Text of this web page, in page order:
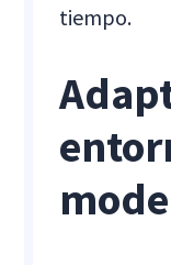
tiempo.